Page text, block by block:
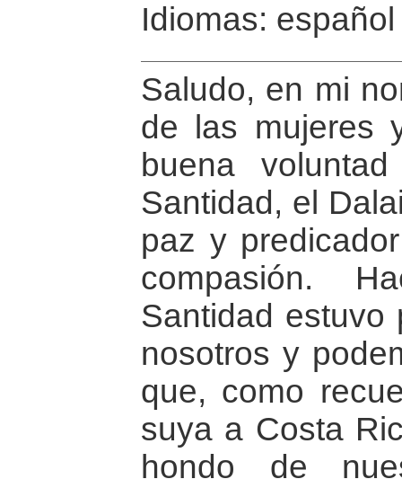
Idiomas: español
Saludo, en mi
de las mujeres
buena
Santidad, el
paz y
compasión.
Santidad estuvo
nosotros y
que, como
suya a Costa
hondo de